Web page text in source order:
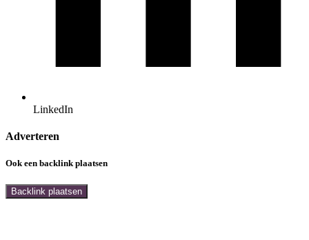
LinkedIn
Adverteren
Ook een backlink plaatsen
Backlink plaatsen